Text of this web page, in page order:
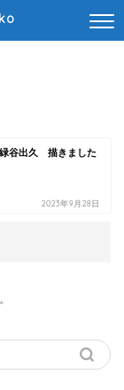
谷出久 描きました
2023年9月28日